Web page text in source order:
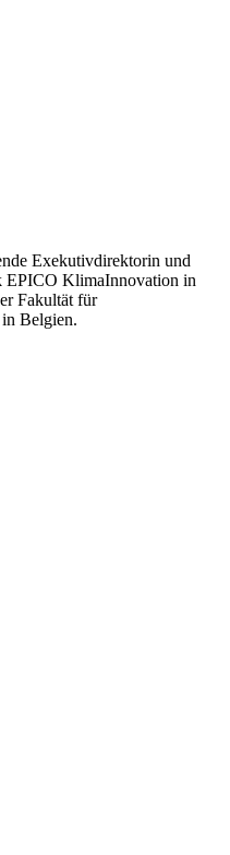
Exekutivdirektorin und
KlimaInnovation in
Fakultät für
Belgien.